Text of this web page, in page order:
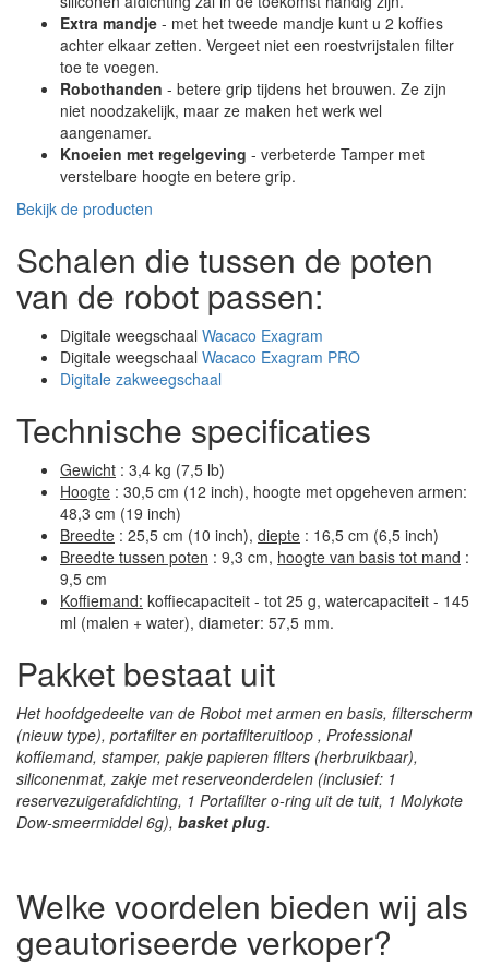
Extra mandje - met het tweede mandje kunt u 2 koffies
achter elkaar zetten. Vergeet niet een roestvrijstalen filter
toe te voegen.
Robothanden - betere grip tijdens het brouwen. Ze zijn
niet noodzakelijk, maar ze maken het werk wel
aangenamer.
Knoeien met regelgeving - verbeterde Tamper met
verstelbare hoogte en betere grip.
Bekijk de producten
Schalen die tussen de poten
van de robot passen:
Digitale weegschaal Wacaco Exagram
Digitale weegschaal Wacaco Exagram PRO
Digitale zakweegschaal
Technische specificaties
Gewicht : 3,4 kg (7,5 lb)
Hoogte : 30,5 cm (12 inch), hoogte met opgeheven armen:
48,3 cm (19 inch)
Breedte : 25,5 cm (10 inch), diepte : 16,5 cm (6,5 inch)
Breedte tussen poten : 9,3 cm, hoogte van basis tot mand :
9,5 cm
Koffiemand: koffiecapaciteit - tot 25 g, watercapaciteit - 145
ml (malen + water), diameter: 57,5 mm.
Pakket bestaat uit
Het hoofdgedeelte van de Robot met armen en basis, filterscherm
(nieuw type), portafilter en portafilteruitloop , Professional
koffiemand, stamper, pakje papieren filters (herbruikbaar),
siliconenmat, zakje met reserveonderdelen (inclusief: 1
reservezuigerafdichting, 1 Portafilter o-ring uit de tuit, 1 Molykote
Dow-smeermiddel 6g), basket plug.
Welke voordelen bieden wij als
geautoriseerde verkoper?